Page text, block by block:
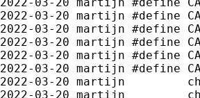
2022-03-20 martijn
2022-03-20 martijn
2022-03-20 martijn
2022-03-20 martijn
2022-03-20 martijn
2022-03-20 martijn
2022-03-20 martijn